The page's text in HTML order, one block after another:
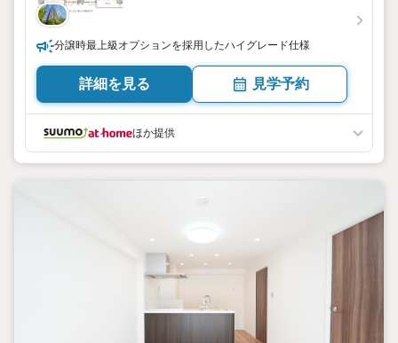
分譲時最上級オプションを採用したハイグレード仕様
詳細を見る 見学予約
ほか提供